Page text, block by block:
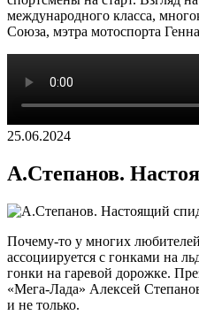
международного класса,
Союза, мэтра мотоспорта
25.06.2024
А.Степанов.
Почему-то у многих
ассоциируется с гонками на
гонки на гаревой дорожке.
«Мега-Лада» Алексей
и не только.